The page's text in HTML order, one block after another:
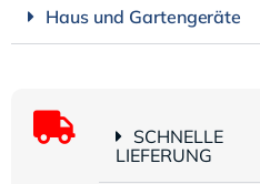
Haus und Gartengeräte
SCHNELLE
LIEFERUNG